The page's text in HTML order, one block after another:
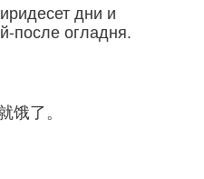
дни и
после огладня.
饿了。